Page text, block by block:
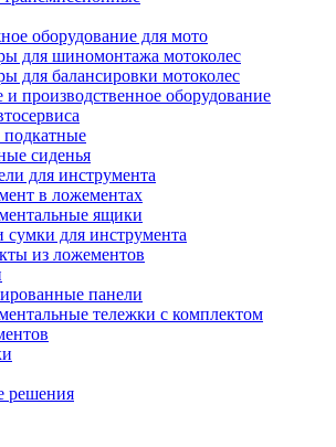
оборудование для мото
для шиномонтажа мотоколес
для балансировки мотоколес
и производственное оборудование
сиденья
для инструмента
в ложементах
ящики
сумки для инструмента
из ложементов
панели
тележки с комплектом
решения